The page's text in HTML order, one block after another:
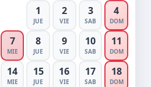
1
JUE
2
VIE
3
SAB
4
DOM
7
MIE
8
JUE
9
VIE
10
SAB
11
DOM
14
MIE
15
JUE
16
VIE
17
SAB
18
DOM